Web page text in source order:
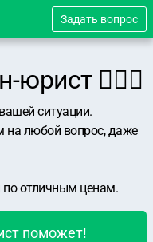
Задать вопрос
👨🏻‍⚖️
ситуации.
на любой вопрос, даже
по отличным ценам.
поможет!